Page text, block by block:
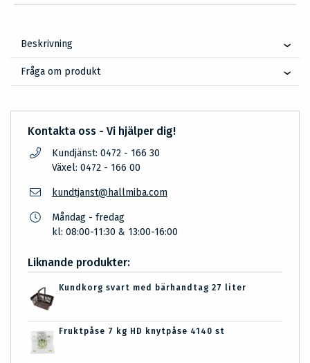
Beskrivning
Fråga om produkt
Kontakta oss - Vi hjälper dig!
Kundjänst: 0472 - 166 30
Växel: 0472 - 166 00
kundtjanst@hallmiba.com
Måndag - fredag
kl: 08:00-11:30 & 13:00-16:00
Liknande produkter:
Kundkorg svart med bärhandtag 27 liter
Fruktpåse 7 kg HD knytpåse 4140 st